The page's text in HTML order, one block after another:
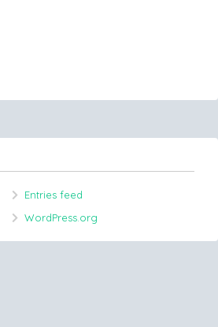
Entries feed
WordPress.org